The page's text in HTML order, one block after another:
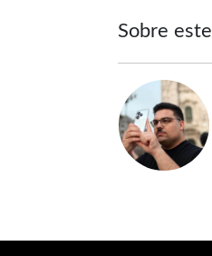
Sobre